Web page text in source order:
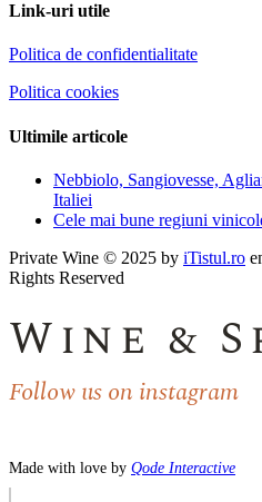
Link-uri utile
Politica de confidentialitate
Politica cookies
Ultimile articole
Nebbiolo, Sangiovesse,
Italiei
Cele mai bune regiuni
Private Wine © 2025 by iTistul.ro
Rights Reserved
Wine &
Follow us on instagram
Made with love by Qode Interactive